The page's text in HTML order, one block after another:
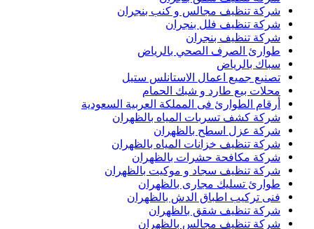
شركة تنظيف مجالس و كنب بنجران
شركة تنظيف فلل بنجران
شركة تنظيف بنجران
طوارئ الصرف الصحي بالرياض
سباك بالرياض
تصنيع جميع اعمال الاستانلس ستيل
محلات بيع طارد و شبك الحمام
أرقام الطوارئ فى المملكة العربية السعودية
شركة كشف تسربات المياه بالظهران
شركة عزل اسطح بالظهران
شركة تنظيف خزانات المياه بالظهران
شركة مكافحة حشرات بالظهران
شركة تنظيف سجاد و موكيت بالظهران
طوارئ تسليك مجارى بالظهران
فنى تركيب اطباق الدش بالظهران
شركة تنظيف شقق بالظهران
شركة تنظيف مجالس بالظهران